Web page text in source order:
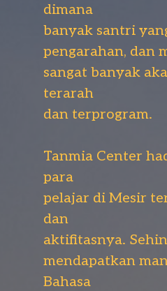
dimana
banyak santri
pengarahan, dan
sangat banyak
terarah
dan terprogram.
Tanmia Center
para
pelajar di Mesir
dan
aktifitasnya.
mendapatkan
Bahasa